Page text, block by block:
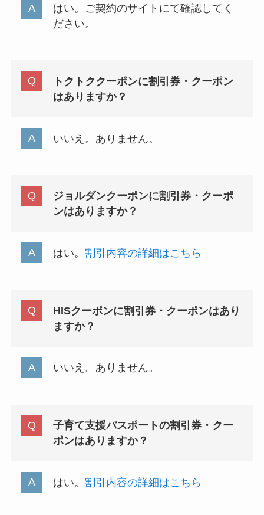
はい。ご契約のサイトにて確認してく
ださい。
トクトククーポンに割引券・クーポン
はありますか？
いいえ。ありません。
ジョルダンクーポンに割引券・クーポ
ンはありますか？
はい。 割引内容の詳細はこちら
HISクーポンに割引券・クーポンはあり
ますか？
いいえ。ありません。
子育て支援パスポートの割引券・クー
ポンはありますか？
はい。 割引内容の詳細はこちら